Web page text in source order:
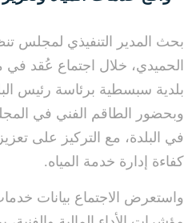
بحث المدير التنفيذي لمجلس
الحميدي، خلال اجتماع عُقد
بلدية سبسطية برئاسة رئيس
وبحضور الطاقم الفني في
في البلدة، مع التركيز على
كفاءة إدارة خدمة المياه.